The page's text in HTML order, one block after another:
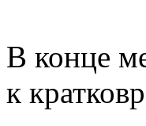
В конце
к